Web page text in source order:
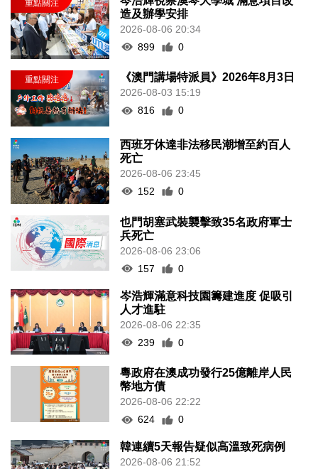
造及辦學安排
2026-08-06 20:34
899
0
《澳門講場特派員》2026年8月3日
2026-08-03 15:19
816
0
西班牙休達非法移民潮增至約百人
死亡
2026-08-06 23:45
152
0
也門胡塞武裝襲擊致35名政府軍士
兵死亡
2026-08-06 23:06
157
0
岑浩輝滿意科技園籌建進度 促吸引
人才進駐
2026-08-06 22:35
239
0
粵政府在澳成功發行25億離岸人民
幣地方債
2026-08-06 22:22
624
0
韓連續5天報告疑似高溫致死病例
2026-08-06 21:52